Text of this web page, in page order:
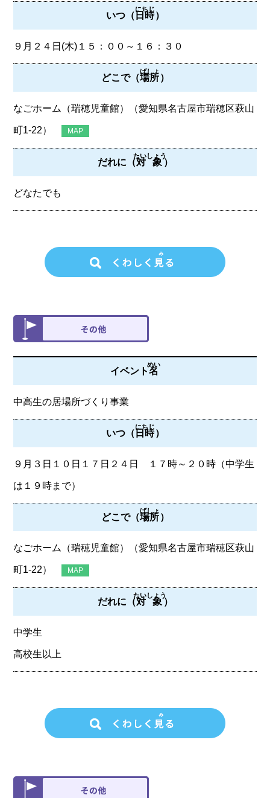
いつ（日時
にちじ
）
９月２４日(木)１５：００～１６：３０
どこで（場所
ばしょ
）
なごホーム（瑞穂児童館）（愛知県名古屋市瑞穂区萩山
町1-22） MAP
だれに（対象
たいしょう
）
どなたでも
イベント名
めい
中高生の居場所づくり事業
いつ（日時
にちじ
）
９月３日１０日１７日２４日 １７時～２０時（中学生
は１９時まで）
どこで（場所
ばしょ
）
なごホーム（瑞穂児童館）（愛知県名古屋市瑞穂区萩山
町1-22） MAP
だれに（対象
たいしょう
）
中学生
高校生以上